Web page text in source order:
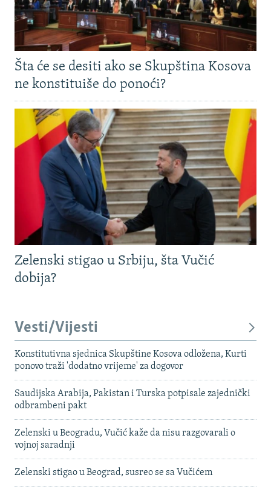
Šta će se desiti ako se Skupština Kosova
ne konstituiše do ponoći?
Zelenski stigao u Srbiju, šta Vučić
dobija?
Vesti/Vijesti
Konstitutivna sjednica Skupštine Kosova odložena, Kurti
ponovo traži 'dodatno vrijeme' za dogovor
Saudijska Arabija, Pakistan i Turska potpisale zajednički
odbrambeni pakt
Zelenski u Beogradu, Vučić kaže da nisu razgovarali o
vojnoj saradnji
Zelenski stigao u Beograd, susreo se sa Vučićem